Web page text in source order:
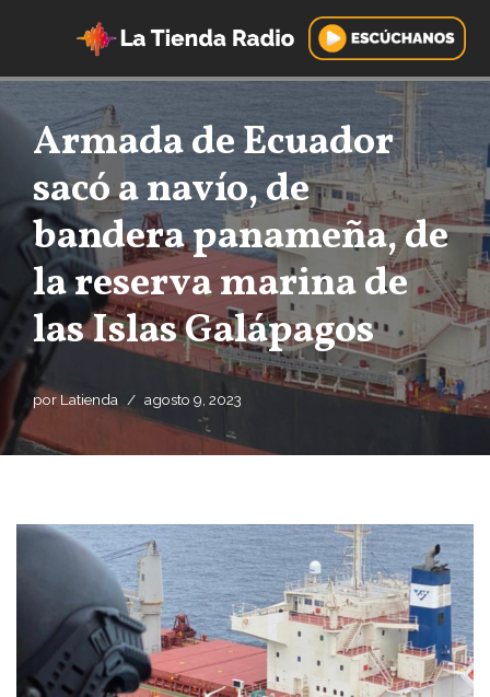
al
contenido
Armada de Ecuador
sacó a navío, de
bandera panameña, de
la reserva marina de
las Islas Galápagos
porLatienda agosto 9, 2023